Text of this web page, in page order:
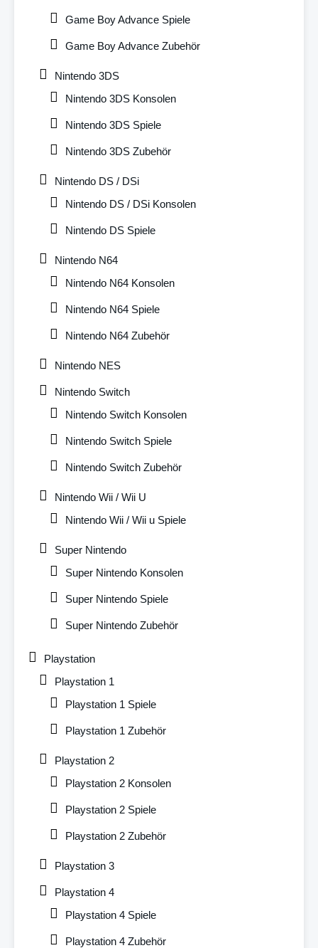
Game Boy Advance Spiele
Game Boy Advance Zubehör
Nintendo 3DS
Nintendo 3DS Konsolen
Nintendo 3DS Spiele
Nintendo 3DS Zubehör
Nintendo DS / DSi
Nintendo DS / DSi Konsolen
Nintendo DS Spiele
Nintendo N64
Nintendo N64 Konsolen
Nintendo N64 Spiele
Nintendo N64 Zubehör
Nintendo NES
Nintendo Switch
Nintendo Switch Konsolen
Nintendo Switch Spiele
Nintendo Switch Zubehör
Nintendo Wii / Wii U
Nintendo Wii / Wii u Spiele
Super Nintendo
Super Nintendo Konsolen
Super Nintendo Spiele
Super Nintendo Zubehör
Playstation
Playstation 1
Playstation 1 Spiele
Playstation 1 Zubehör
Playstation 2
Playstation 2 Konsolen
Playstation 2 Spiele
Playstation 2 Zubehör
Playstation 3
Playstation 4
Playstation 4 Spiele
Playstation 4 Zubehör